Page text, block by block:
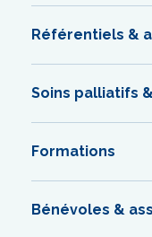
Référentiels &
Soins palliatifs
Formations
Bénévoles &